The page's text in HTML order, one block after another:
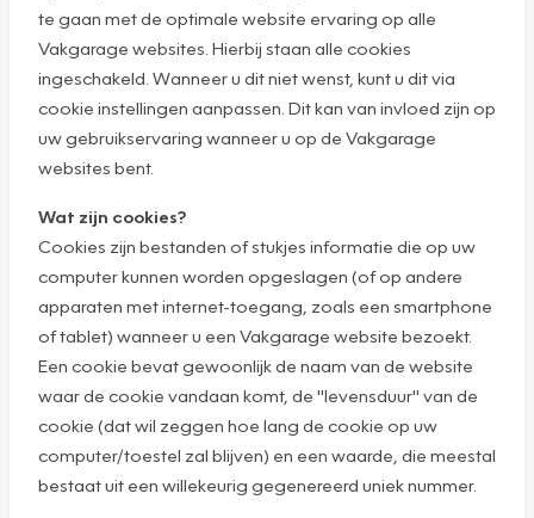
te gaan met de optimale website ervaring op alle
Vakgarage websites. Hierbij staan alle cookies
ingeschakeld. Wanneer u dit niet wenst, kunt u dit via
cookie instellingen aanpassen. Dit kan van invloed zijn op
uw gebruikservaring wanneer u op de Vakgarage
websites bent.
Wat zijn cookies?
Cookies zijn bestanden of stukjes informatie die op uw
computer kunnen worden opgeslagen (of op andere
apparaten met internet-toegang, zoals een smartphone
of tablet) wanneer u een Vakgarage website bezoekt.
Een cookie bevat gewoonlijk de naam van de website
waar de cookie vandaan komt, de "levensduur" van de
cookie (dat wil zeggen hoe lang de cookie op uw
computer/toestel zal blijven) en een waarde, die meestal
bestaat uit een willekeurig gegenereerd uniek nummer.